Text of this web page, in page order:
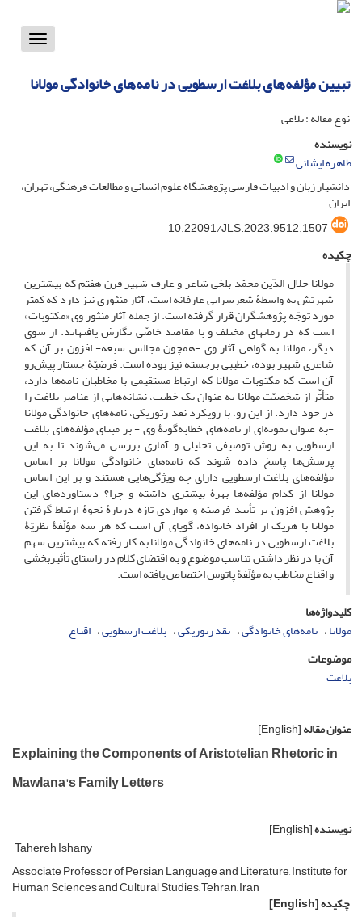
Toggle
تبیین مؤلفه‌های بلاغت ارسطویی در نامه‌های خانوادگی مولانا
نوع مقاله : بلاغی
نویسنده
طاهره ایشانی
دانشیار زبان و ادبیات فارسی پژوهشگاه علوم انسانی و مطالعات فرهنگی، تهران،
ایران
10.22091/JLS.2023.9512.1507
چکیده
مولانا جلال‏ الدّین محمّد بلخی شاعر و عارف شهیر قرن هفتم که بیشترین
شهرتش به واسطۀ شعرسرایی عارفانه است، آثار منثوری نیز دارد که کمتر
مورد توجّه پژوهشگران قرار گرفته‏ است. از جمله آثار منثور وی «مکتوبات»
است که در زمان‏های مختلف و با مقاصد خاصّی نگارش یافته‏اند. از سوی
دیگر، مولانا به گواهی آثار وی -همچون مجالس سبعه- افزون بر آن که
شاعری شهیر بوده، خطیبی برجسته نیز بوده است. فرضیّۀ جستار پیشِ‌رو
آن است که مکتوبات مولانا که ارتباط مستقیمی با مخاطبان نامه‌ها دارد،
متأثّر از شخصیّت مولانا به عنوان یک خطیب، نشانه‌هایی از عناصر بلاغت را
در خود دارد. از این رو، با رویکرد نقد رتوریکی، نامه‌های خانوادگی مولانا
-به عنوان نمونه‌ای از نامه‌های خطابه‌گونۀ وی - بر مبنای مؤلفه‌های بلاغت
ارسطویی به روش توصیفی ‌تحلیلی و آماری بررسی می‌شوند تا به این
پرسش‌ها‌ پاسخ داده شوند که نامه‌های خانوادگی مولانا بر اساس
مؤلفه‌های بلاغت ارسطویی دارای چه ویژگی‌هایی هستند و بر این اساس
مولانا از کدام مؤلفه‌ها بهرۀ بیشتری داشته و چرا؟ دستاوردهای این
پژوهش افزون بر تأیید فرضیّه و مواردی تازه دربارۀ نحوۀ ارتباط گرفتن
مولانا با هریک از افراد خانواده، گویای آن است که هر سه مؤلّفۀ نظریّۀ
بلاغت ارسطویی در نامه‌های خانوادگی مولانا به کار رفته که بیشترین سهم
آن با در نظر داشتن تناسب موضوع و به اقتضای کلام در راستای تأثیربخشی
و اقناع مخاطب به مؤلّفۀ پاتوس اختصاص یافته است.
کلیدواژه‌ها
مولانا نامه‌های خانوادگی نقد رتوریکی بلاغت ارسطویی اقناع
موضوعات
بلاغت
عنوان مقاله[English]
Explaining the Components of Aristotelian Rhetoric in
Mawlana's Family Letters
نویسنده[English]
Tahereh Ishany
Associate Professor of Persian Language and Literature, Institute for
Human Sciences and Cultural Studies, Tehran, Iran
چکیده[English]